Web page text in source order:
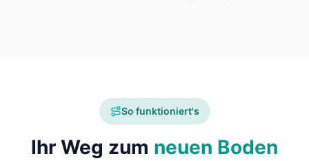
So funktioniert's
Ihr Weg zum neuen Boden